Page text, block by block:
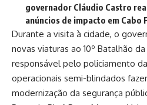
governador Cláudio Castro
anúncios de impacto em Cabo
Durante a visita à cidade, o
novas viaturas ao 10º Batalhão
responsável pelo policiamento
operacionais semi-blindados
modernização da segurança